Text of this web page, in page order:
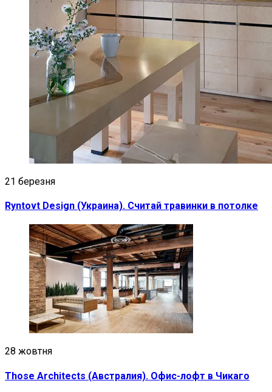
21 березня
Ryntovt Design (Украина). Считай травинки в потолке
28 жовтня
Those Architects (Австралия). Офис-лофт в Чикаго